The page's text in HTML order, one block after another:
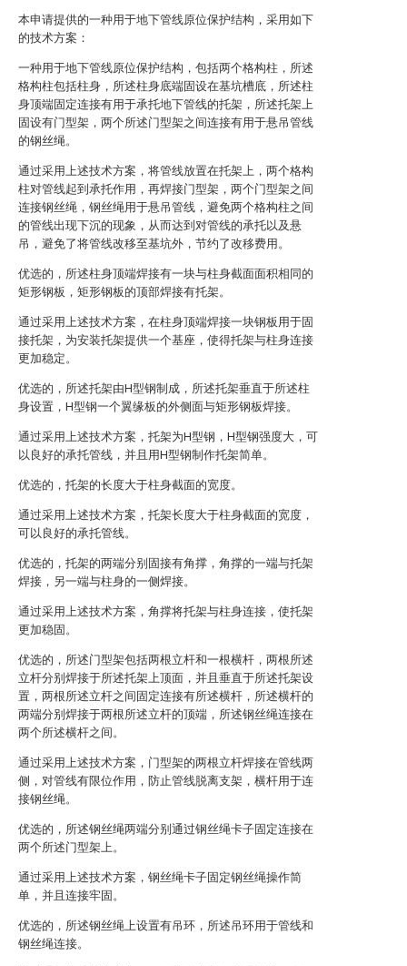
本申请提供的一种用于地下管线原位保护结构，采用如下
的技术方案：
一种用于地下管线原位保护结构，包括两个格构柱，所述
格构柱包括柱身，所述柱身底端固设在基坑槽底，所述柱
身顶端固定连接有用于承托地下管线的托架，所述托架上
固设有门型架，两个所述门型架之间连接有用于悬吊管线
的钢丝绳。
通过采用上述技术方案，将管线放置在托架上，两个格构
柱对管线起到承托作用，再焊接门型架，两个门型架之间
连接钢丝绳，钢丝绳用于悬吊管线，避免两个格构柱之间
的管线出现下沉的现象，从而达到对管线的承托以及悬
吊，避免了将管线改移至基坑外，节约了改移费用。
优选的，所述柱身顶端焊接有一块与柱身截面面积相同的
矩形钢板，矩形钢板的顶部焊接有托架。
通过采用上述技术方案，在柱身顶端焊接一块钢板用于固
接托架，为安装托架提供一个基座，使得托架与柱身连接
更加稳定。
优选的，所述托架由H型钢制成，所述托架垂直于所述柱
身设置，H型钢一个翼缘板的外侧面与矩形钢板焊接。
通过采用上述技术方案，托架为H型钢，H型钢强度大，可
以良好的承托管线，并且用H型钢制作托架简单。
优选的，托架的长度大于柱身截面的宽度。
通过采用上述技术方案，托架长度大于柱身截面的宽度，
可以良好的承托管线。
优选的，托架的两端分别固接有角撑，角撑的一端与托架
焊接，另一端与柱身的一侧焊接。
通过采用上述技术方案，角撑将托架与柱身连接，使托架
更加稳固。
优选的，所述门型架包括两根立杆和一根横杆，两根所述
立杆分别焊接于所述托架上顶面，并且垂直于所述托架设
置，两根所述立杆之间固定连接有所述横杆，所述横杆的
两端分别焊接于两根所述立杆的顶端，所述钢丝绳连接在
两个所述横杆之间。
通过采用上述技术方案，门型架的两根立杆焊接在管线两
侧，对管线有限位作用，防止管线脱离支架，横杆用于连
接钢丝绳。
优选的，所述钢丝绳两端分别通过钢丝绳卡子固定连接在
两个所述门型架上。
通过采用上述技术方案，钢丝绳卡子固定钢丝绳操作简
单，并且连接牢固。
优选的，所述钢丝绳上设置有吊环，所述吊环用于管线和
钢丝绳连接。